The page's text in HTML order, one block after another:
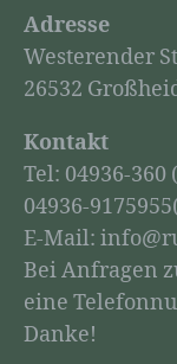
Adresse
Westerender
26532
Kontakt
Tel: 04936-360
04936-
E-Mail:
Bei Anfragen
eine
Danke!
Richtlinien-
verwendet
Kunden und
verständlich
möchten wir
erläutern.
Wir verwenden
anderem die
a)